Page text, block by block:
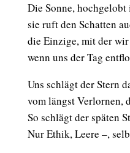
Die Sonne,
sie ruft den Schatten
die Einzige, mit der
wenn uns der Tag
Uns schlägt der Stern
vom längst Verlornen,
So schlägt der späten
Nur Ethik, Leere –,